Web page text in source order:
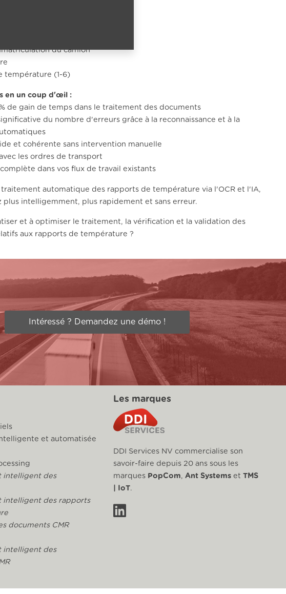
du camion
température (1-6)
en un coup d'œil :
de gain de temps dans le traitement des documents
du nombre d'erreurs grâce à la reconnaissance et à la
et cohérente sans intervention manuelle
les ordres de transport
dans vos flux de travail existants
traitement automatique des rapports de température via l'OCR et l'IA,
plus intelligemment, plus rapidement et sans erreur.
et à optimiser le traitement, la vérification et la validation des
aux rapports de température ?
Intéressé ? Demandez une démo !
et automatisée
intelligent des
intelligent des rapports
documents CMR
intelligent des
Les marques
DDI Services NV commercialise son
savoir-faire depuis 20 ans sous les
marques PopCom, Ant Systems et TMS
| IoT.